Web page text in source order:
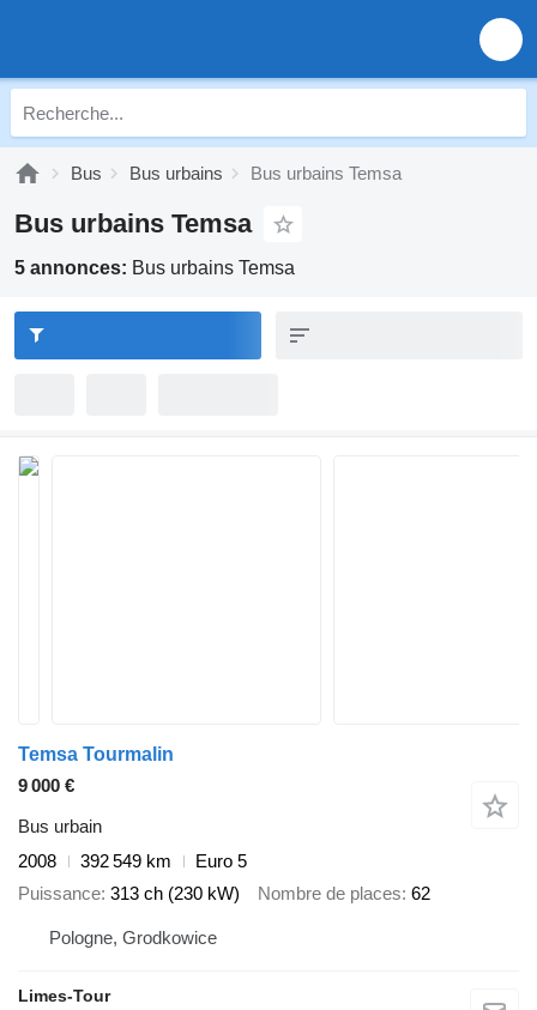
Bus Bus urbains Bus urbains Temsa
Bus urbains Temsa
5 annonces: Bus urbains Temsa
Temsa Tourmalin
9 000 €
Bus urbain
2008
392 549 km
Euro 5
Puissance 313 ch (230 kW) Nombre de places 62
Pologne, Grodkowice
Limes-Tour